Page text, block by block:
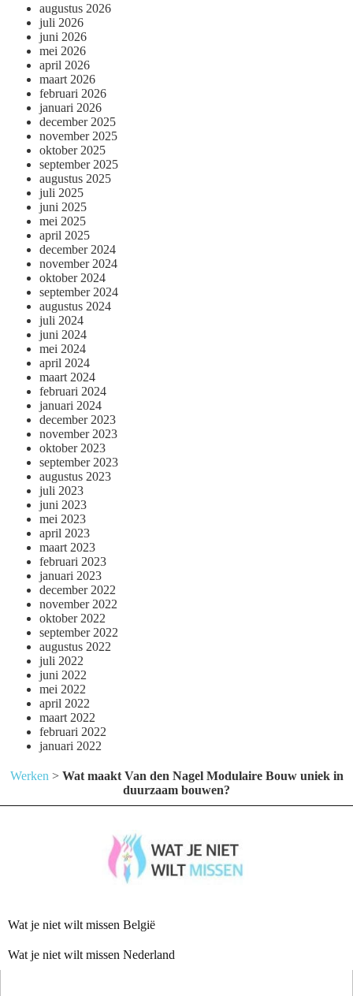
augustus 2026
juli 2026
juni 2026
mei 2026
april 2026
maart 2026
februari 2026
januari 2026
december 2025
november 2025
oktober 2025
september 2025
augustus 2025
juli 2025
juni 2025
mei 2025
april 2025
december 2024
november 2024
oktober 2024
september 2024
augustus 2024
juli 2024
juni 2024
mei 2024
april 2024
maart 2024
februari 2024
januari 2024
december 2023
november 2023
oktober 2023
september 2023
augustus 2023
juli 2023
juni 2023
mei 2023
april 2023
maart 2023
februari 2023
januari 2023
december 2022
november 2022
oktober 2022
september 2022
augustus 2022
juli 2022
juni 2022
mei 2022
april 2022
maart 2022
februari 2022
januari 2022
Werken > Wat maakt Van den Nagel Modulaire Bouw uniek in
duurzaam bouwen?
Wat je niet wilt missen België
Wat je niet wilt missen Nederland